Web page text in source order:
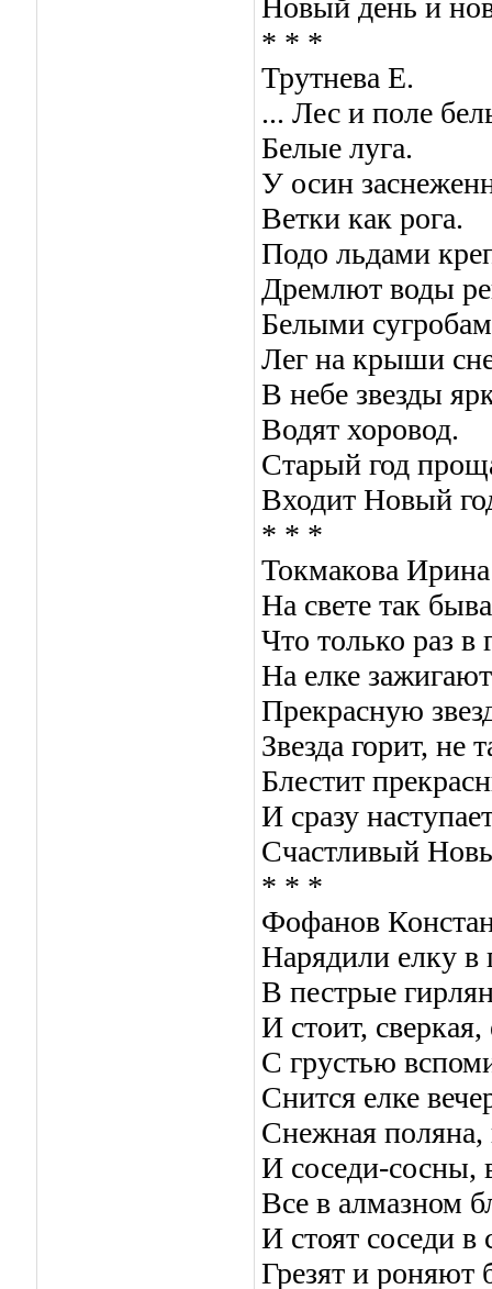
Новый день и
* * *
Трутнева Е.
... Лес и поле
Белые луга.
У осин
Ветки как рога.
Подо льдами
Дремлют воды
Белыми
Лег на крыши
В небе звезды
Водят хоровод.
Старый год
Входит Новый
* * *
Токмакова Ирина
На свете так
Что только раз в
На елке зажигают
Прекрасную
Звезда горит, не
Блестит
И сразу
Счастливый
* * *
Фофанов
Нарядили елку в
В пестрые
И стоит,
С грустью
Снится елке
Снежная поляна,
И соседи-сосны,
Все в алмазном
И стоят соседи в
Грезят и роняют